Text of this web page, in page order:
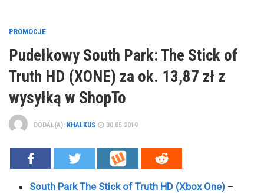
PROMOCJE
Pudełkowy South Park: The Stick of
Truth HD (XONE) za ok. 13,87 zł z
wysyłką w ShopTo
DODAŁ(A): KHALKUS 30.05.2019
South Park The Stick of Truth HD (Xbox One) –